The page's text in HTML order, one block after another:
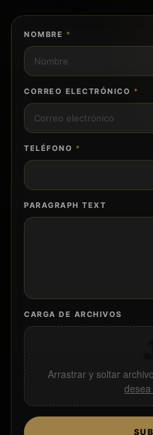
NOMBRE
CORREO ELECTRÓNICO
TELÉFONO
PARAGRAPH TEXT
CARGA DE ARCHIVOS
Arrastrar y soltar